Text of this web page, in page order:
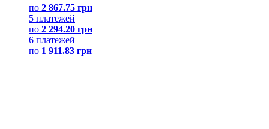
по 2 867.75 грн
5 платежей
по 2 294.20 грн
6 платежей
по 1 911.83 грн